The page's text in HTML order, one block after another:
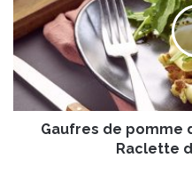
a
g
n
e
,
p
f
r
e
s
d
e
Gaufres de pomme
Raclette